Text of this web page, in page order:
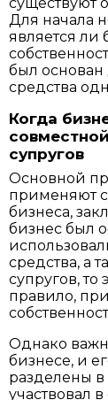
Для начала
является ли
был
средства
Когда
супругов
Основной
применяют
бизнеса,
бизнес был
средства, а
супругов, то
правило,
Однако
бизнесе, и
разделены в
участвовал